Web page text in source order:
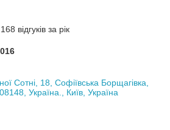
відгуків за рік
Сотні, 18, Софіївська Борщагівка,
Україна., Київ, Україна